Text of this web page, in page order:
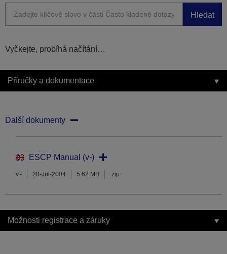
Hledat
Vyčkejte, probíhá načítání…
Příručky a dokumentace
Další dokumenty
ESCP Manual (v-)
v.- 28-Jul-2004 5.62 MB .zip
Možnosti registrace a záruky